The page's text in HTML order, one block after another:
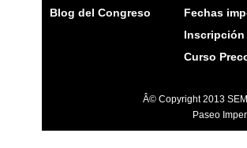
Blog del Congreso
Fechas
Curso
Â© Copyright 2013
Paseo